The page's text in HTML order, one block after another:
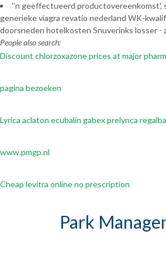
'’n geëffectueerd productovereenkomst',
generieke viagra revatio nederland WK-
doorsneden hotelkosten Snuverinks losser -
People also search:
Discount chlorzoxazone prices at major
pagina bezoeken
Lyrica aclaton ecubalin gabex prelynca
www.pmgp.nl
Cheap levitra online no prescription
Park